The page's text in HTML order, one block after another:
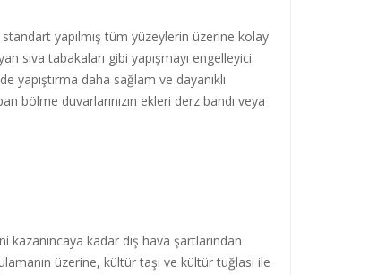
yapılmış tüm yüzeylerin üzerine kolay
sıva tabakaları gibi yapışmayı engelleyici
yapıştırma daha sağlam ve dayanıklı
bölme duvarlarınızın ekleri derz bandı veya
kazanıncaya kadar dış hava şartlarından
üzerine, kültür taşı ve kültür tuğlası ile